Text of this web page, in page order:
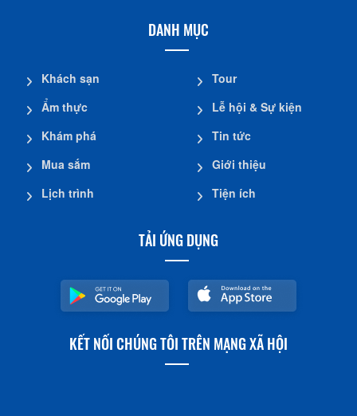
DANH MỤC
Khách sạn
Ẩm thực
Khám phá
Mua sắm
Lịch trình
Tour
Lễ hội & Sự kiện
Tin tức
Giới thiệu
Tiện ích
TẢI ỨNG DỤNG
KẾT NỐI CHÚNG TÔI TRÊN MẠNG XÃ HỘI